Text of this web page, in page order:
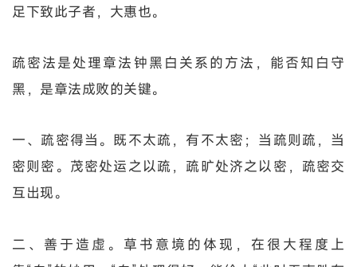
足下致此子者，大惠也。
疏密法是处理章法钟黑白关系的方法，能否知白守
黑，是章法成败的关键。
一、疏密得当。既不太疏，有不太密；当疏则疏，当
密则密。茂密处运之以疏，疏旷处济之以密，疏密交
互出现。
二、善于造虚。草书意境的体现，在很大程度上